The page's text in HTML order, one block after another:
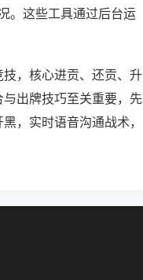
。这些工具通过后台运
，核心进贡、还贡、升
出牌技巧至关重要，先
，实时语音沟通战术，